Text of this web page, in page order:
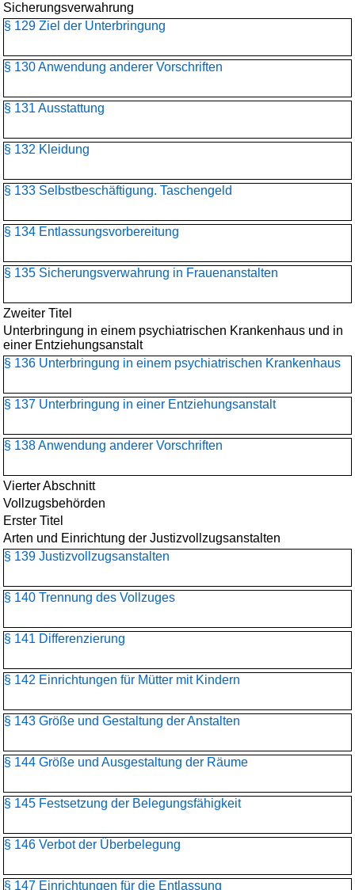
Sicherungsverwahrung
§ 129 Ziel der Unterbringung
§ 130 Anwendung anderer Vorschriften
§ 131 Ausstattung
§ 132 Kleidung
§ 133 Selbstbeschäftigung. Taschengeld
§ 134 Entlassungsvorbereitung
§ 135 Sicherungsverwahrung in Frauenanstalten
Zweiter Titel
Unterbringung in einem psychiatrischen Krankenhaus und in
einer Entziehungsanstalt
§ 136 Unterbringung in einem psychiatrischen Krankenhaus
§ 137 Unterbringung in einer Entziehungsanstalt
§ 138 Anwendung anderer Vorschriften
Vierter Abschnitt
Vollzugsbehörden
Erster Titel
Arten und Einrichtung der Justizvollzugsanstalten
§ 139 Justizvollzugsanstalten
§ 140 Trennung des Vollzuges
§ 141 Differenzierung
§ 142 Einrichtungen für Mütter mit Kindern
§ 143 Größe und Gestaltung der Anstalten
§ 144 Größe und Ausgestaltung der Räume
§ 145 Festsetzung der Belegungsfähigkeit
§ 146 Verbot der Überbelegung
§ 147 Einrichtungen für die Entlassung